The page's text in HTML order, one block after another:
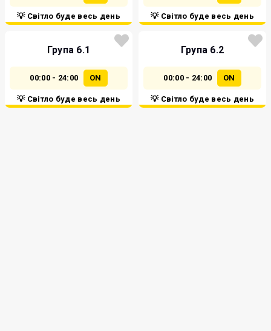
💡 Світло буде весь день 💡 Світло буде весь день
Група 6.1
00:00 - 24:00 ON
💡 Світло буде весь день
Група 6.2
00:00 - 24:00 ON
💡 Світло буде весь день